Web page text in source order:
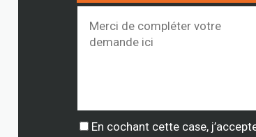
En cochant cette case,